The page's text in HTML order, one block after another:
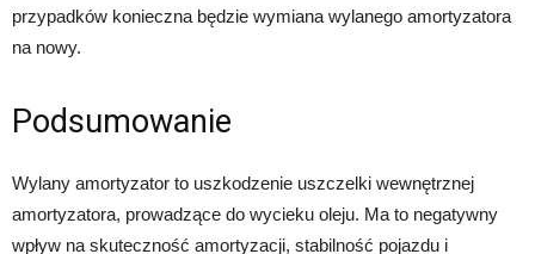
przypadków konieczna będzie wymiana wylanego amortyzatora
na nowy.
Podsumowanie
Wylany amortyzator to uszkodzenie uszczelki wewnętrznej
amortyzatora, prowadzące do wycieku oleju. Ma to negatywny
wpływ na skuteczność amortyzacji, stabilność pojazdu i